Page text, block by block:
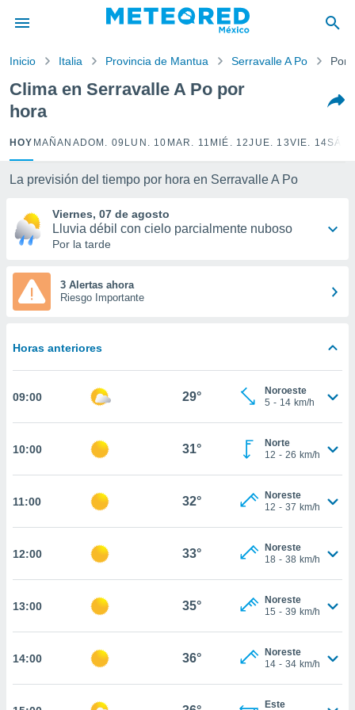
ha sido
para
que se
calidad.
a este
las
y
forma
digital
basada
la
nuestros
en
Inicio Italia Provincia de Mantua Serravalle A Po Por
Clima en Serravalle A Po por
hora
HOY MAÑANA DOM. 09 LUN. 10 MAR. 11 MIÉ. 12JUE. 13VIE. 14
La previsión del tiempo por hora en Serravalle A Po
Viernes, 07 de agosto
Lluvia débil con cielo parcialmente nuboso
Por la tarde
3 Alertas ahora
Riesgo Importante
Horas anteriores
09:00 29°
Noroeste
5 - 14 km/h
10:00 31°
Norte
12 - 26 km/h
11:00 32°
Noreste
12 - 37 km/h
12:00 33°
Noreste
18 - 38 km/h
13:00 35°
Noreste
15 - 39 km/h
14:00 36°
Noreste
14 - 34 km/h
Este